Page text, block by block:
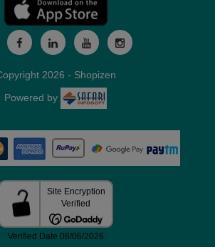
2026 - Shopizen
Powered by